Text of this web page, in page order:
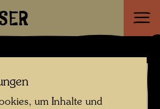
um Inhalte und